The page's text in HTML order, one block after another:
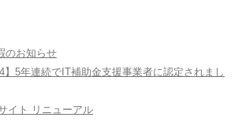
のお知らせ
】5年連続でIT補助金支援事業者に認定されまし
イト リニューアル